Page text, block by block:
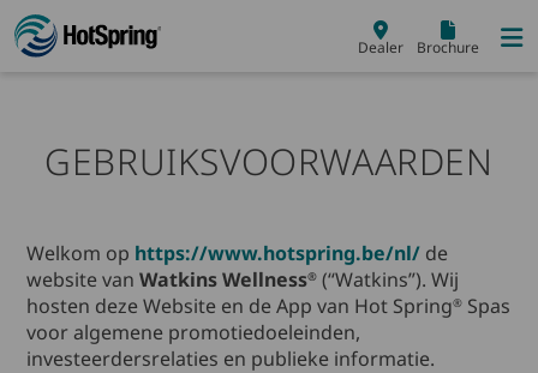
Skip to main content
Dealer Brochure
GEBRUIKSVOORWAARDEN
Welkom op https://www.hotspring.be/nl/ de
website van Watkins Wellness® (“Watkins”). Wij
hosten deze Website en de App van Hot Spring® Spas
voor algemene promotiedoeleinden,
investeerdersrelaties en publieke informatie.